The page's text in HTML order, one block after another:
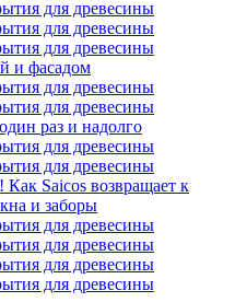
для древесины
для древесины
для древесины
и фасадом
для древесины
для древесины
раз и надолго
для древесины
для древесины
Как Saicos возвращает к
и заборы
для древесины
для древесины
для древесины
для древесины